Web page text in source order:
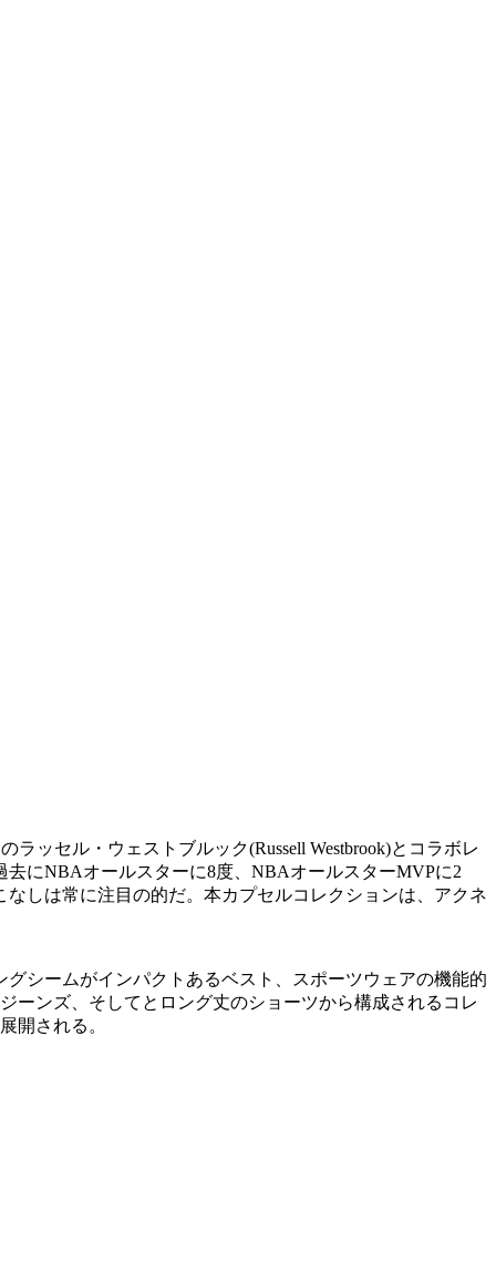
ッセル・ウェストブルック(Russell Westbrook)とコラボレ
にNBAオールスターに8度、NBAオールスターMVPに2
しは常に注目の的だ。本カプセルコレクションは、アクネ
シームがインパクトあるベスト、スポーツウェアの機能的
ーンズ、そしてとロング丈のショーツから構成されるコレ
開される。